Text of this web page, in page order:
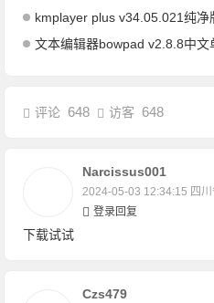
kmplayer plus v34.05.021纯净
文本编辑器bowpad v2.8.8中文单
评论 648 访客 648
Narcissus001
2024-05-03 12:34:15 四
登录回复
下载试试
Czs479